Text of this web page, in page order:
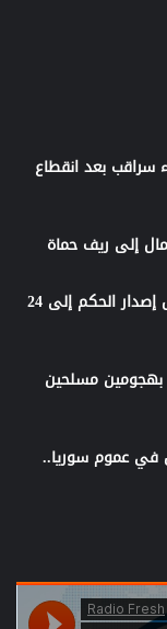
سراقب بعد انقطاع
الجلسة الخامسة لمحاكمة احمد حسون.. تاجيل إصدار الحكم إلى 24
بهجومين مسلحين
سير وحرائق في عموم سوريا..